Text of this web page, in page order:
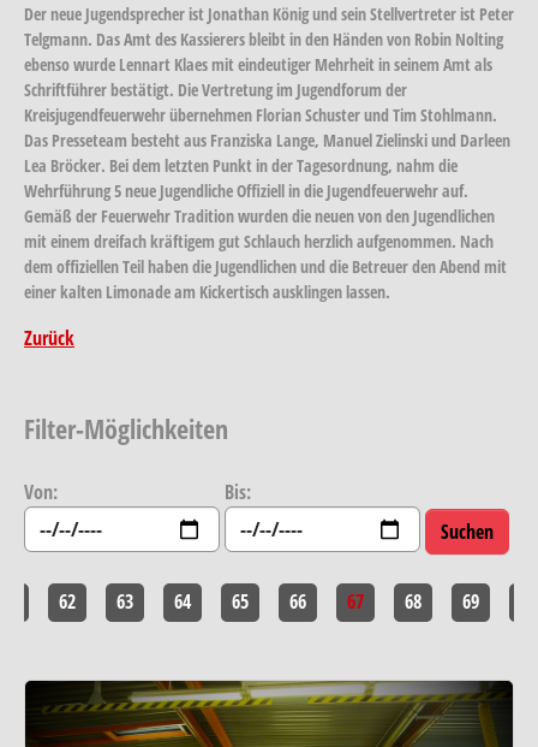
Der neue Jugendsprecher ist Jonathan König und sein Stellvertreter ist Peter
Telgmann. Das Amt des Kassierers bleibt in den Händen von Robin Nolting
ebenso wurde Lennart Klaes mit eindeutiger Mehrheit in seinem Amt als
Schriftführer bestätigt. Die Vertretung im Jugendforum der
Kreisjugendfeuerwehr übernehmen Florian Schuster und Tim Stohlmann.
Das Presseteam besteht aus Franziska Lange, Manuel Zielinski und Darleen
Lea Bröcker. Bei dem letzten Punkt in der Tagesordnung, nahm die
Wehrführung 5 neue Jugendliche Offiziell in die Jugendfeuerwehr auf.
Gemäß der Feuerwehr Tradition wurden die neuen von den Jugendlichen
mit einem dreifach kräftigem gut Schlauch herzlich aufgenommen. Nach
dem offiziellen Teil haben die Jugendlichen und die Betreuer den Abend mit
einer kalten Limonade am Kickertisch ausklingen lassen.
Zurück
Filter-Möglichkeiten
Von: Bis:
62 63 64 65 66 67 68 69